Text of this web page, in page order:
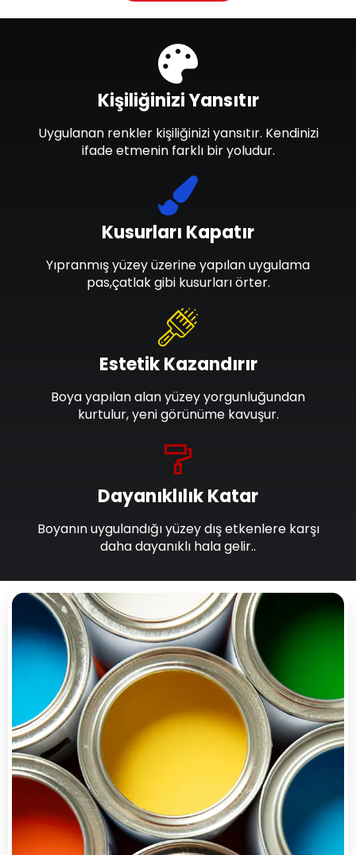
Dayanıklılık Katar
Boyanın uygulandığı yüzey dış etkenlere karşı
daha dayanıklı hala gelir..
Estetik Kazandırır
Boya yapılan alan yüzey yorgunluğundan
kurtulur, yeni görünüme kavuşur.
Kusurları Kapatır
Yıpranmış yüzey üzerine yapılan uygulama
pas,çatlak gibi kusurları örter.
Kişiliğinizi Yansıtır
Uygulanan renkler kişiliğinizi yansıtır. Kendinizi
ifade etmenin farklı bir yoludur.